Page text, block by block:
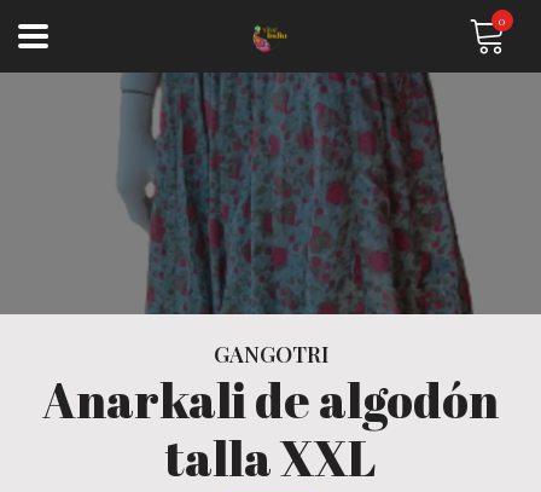
0
GANGOTRI
Anarkali de algodón
talla XXL